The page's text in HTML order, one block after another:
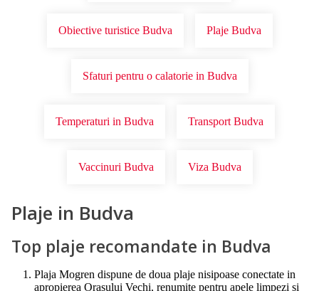
Obiective turistice Budva Plaje Budva
Sfaturi pentru o calatorie in Budva
Temperaturi in Budva Transport Budva
Vaccinuri Budva Viza Budva
Plaje in Budva
Top plaje recomandate in Budva
Plaja Mogren dispune de doua plaje nisipoase conectate in
apropierea Orasului Vechi, renumite pentru apele limpezi si